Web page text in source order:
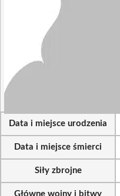
Data i miejsce urodzenia
Data i miejsce śmierci
Siły zbrojne
Główne wojny i bitwy